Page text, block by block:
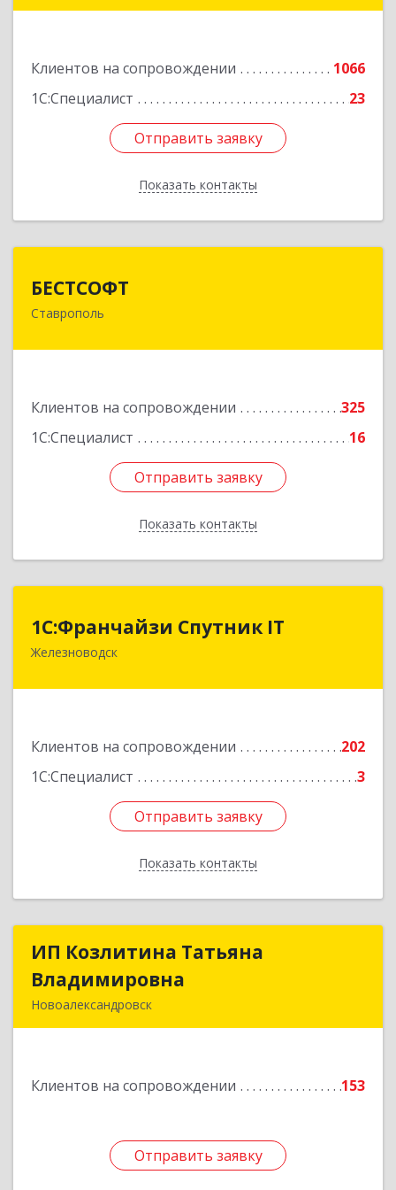
Клиентов на сопровождении
1066
1С:Специалист
23
Отправить заявку
Показать контакты
Отправить заявку
Назад
БЕСТСОФТ
Ставрополь
Клиентов на сопровождении
325
1С:Специалист
16
Отправить заявку
Показать контакты
355011, Ставропольский край, Ставрополь г,
Отправить заявку
Назад
1С:Франчайзи Спутник IT
Железноводск
Клиентов на сопровождении
202
1С:Специалист
3
Отправить заявку
Показать контакты
1С:Франчайзи Спутник IT
357430, Ставропольский край, город-курорт
Подробнее
Отправить заявку
Назад
ИП Козлитина Татьяна
Владимировна
Новоалександровск
Клиентов на сопровождении 153
Отправить заявку
ИП Козлитина Татьяна
Подробнее
Отправить заявку